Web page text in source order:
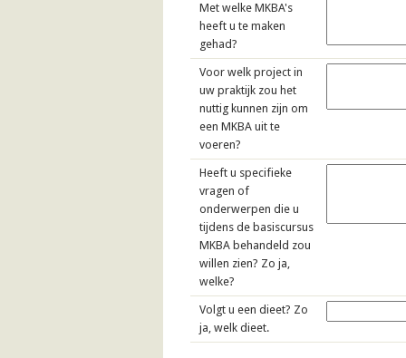
Met welke MKBA's
heeft u te maken
gehad?
Voor welk project in
uw praktijk zou het
nuttig kunnen zijn om
een MKBA uit te
voeren?
Heeft u specifieke
vragen of
onderwerpen die u
tijdens de basiscursus
MKBA behandeld zou
willen zien? Zo ja,
welke?
Volgt u een dieet? Zo
ja, welk dieet.